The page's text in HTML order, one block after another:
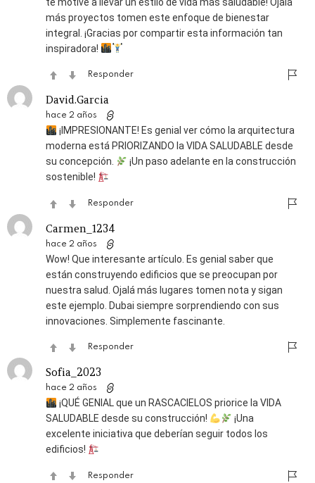
más proyectos tomen este enfoque de bienestar
integral. ¡Gracias por compartir esta información tan
inspiradora!
Responder
David.Garcia
hace 2 años
¡IMPRESIONANTE! Es genial ver cómo la arquitectura
moderna está PRIORIZANDO la VIDA SALUDABLE desde
su concepción.
¡Un paso adelante en la construcción
sostenible!
Responder
Carmen_1234
hace 2 años
Wow! Que interesante artículo. Es genial saber que
están construyendo edificios que se preocupan por
nuestra salud. Ojalá más lugares tomen nota y sigan
este ejemplo. Dubai siempre sorprendiendo con sus
innovaciones. Simplemente fascinante.
Responder
Sofia_2023
hace 2 años
¡QUÉ GENIAL que un RASCACIELOS priorice la VIDA
SALUDABLE desde su construcción!
¡Una
excelente iniciativa que deberían seguir todos los
edificios!
Responder